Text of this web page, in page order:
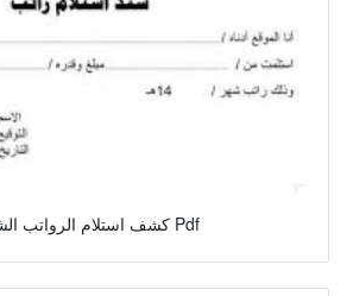
كشف استلام الرواتب الشهرية Pdf